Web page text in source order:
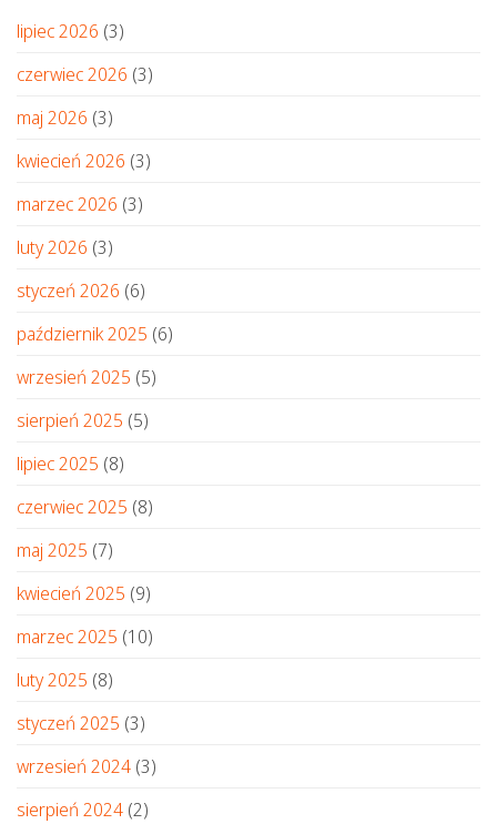
lipiec 2026 (3)
czerwiec 2026 (3)
maj 2026 (3)
kwiecień 2026 (3)
marzec 2026 (3)
luty 2026 (3)
styczeń 2026 (6)
październik 2025 (6)
wrzesień 2025 (5)
sierpień 2025 (5)
lipiec 2025 (8)
czerwiec 2025 (8)
maj 2025 (7)
kwiecień 2025 (9)
marzec 2025 (10)
luty 2025 (8)
styczeń 2025 (3)
wrzesień 2024 (3)
sierpień 2024 (2)